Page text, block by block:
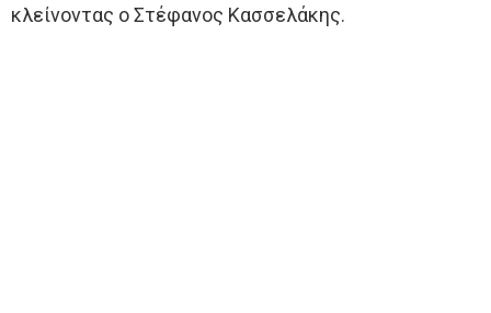
κλείνοντας ο Στέφανος Κασσελάκης.